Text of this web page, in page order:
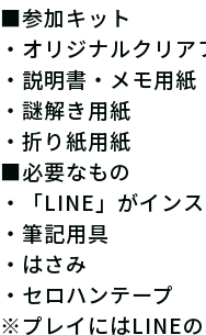
■参加キット
・オリジナルクリア
・説明書・メモ用紙
・謎解き用紙
・折り紙用紙
■必要なもの
・「LINE」がイン
・筆記用具
・はさみ
・セロハンテープ
※プレイにはLINE